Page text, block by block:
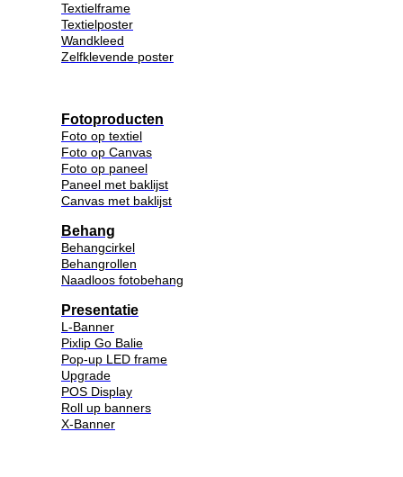
Textielframe
Textielposter
Wandkleed
Zelfklevende poster
Fotoproducten
Foto op textiel
Foto op Canvas
Foto op paneel
Paneel met baklijst
Canvas met baklijst
Behang
Behangcirkel
Behangrollen
Naadloos fotobehang
Presentatie
L-Banner
Pixlip Go Balie
Pop-up LED frame
Upgrade
POS Display
Roll up banners
X-Banner